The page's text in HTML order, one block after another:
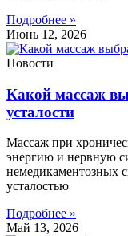
Подробнее »
Июнь 12, 2026
Новости
Какой массаж
усталости
Массаж при
энергию и нервную
немедикаментозных
усталостью
Подробнее »
Май 13, 2026